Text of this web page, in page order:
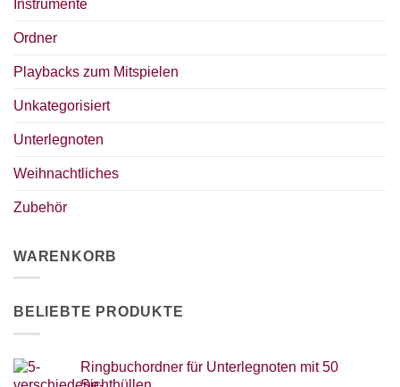
Instrumente
Ordner
Playbacks zum Mitspielen
Unkategorisiert
Unterlegnoten
Weihnachtliches
Zubehör
WARENKORB
BELIEBTE PRODUKTE
Ringbuchordner für Unterlegnoten mit 50
Chat Support